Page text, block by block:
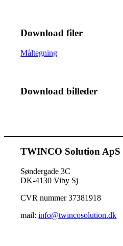
Download filer
Måltegning
Download billeder
TWINCO Solution ApS
Søndergade 3C
DK-4130 Viby Sj
CVR nummer 37381918
mail:info@twincosolution.dk